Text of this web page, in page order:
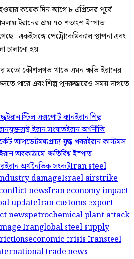
কয়েক দিন আগে ৮ এপ্রিলের পূর্বে
ইরানের প্রায় ৭০ শতাংশ ইস্পাত
একইসঙ্গে পেট্রোকেমিক্যাল স্থাপনা এবং
চালানো হয়।
মতো কৌশলগত খাতে এমন ক্ষতি ইরানের
পারে এবং শিল্প পুনরুদ্ধারেও সময় লাগতে
ইরান স্টিল এক্সপোর্ট ব্যানইরান শিল্প
যুক্তরাষ্ট্র ইরান সংঘাতইরান অর্থনীতি
আপডেটমধ্যপ্রাচ্য যুদ্ধ খবরইরান কাস্টমস
ইরান অবকাঠামো ক্ষতিবিশ্ব ইস্পাত
ইরান অর্থনৈতিক সংকটIran steel
damageIsrael airstrike
newsIran economy impact
updateIran customs export
newspetrochemical plant attack
Iranglobal steel supply
economic crisis Iransteel
trade news